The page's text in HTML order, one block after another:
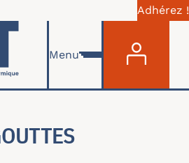
Adhérez !
Menu